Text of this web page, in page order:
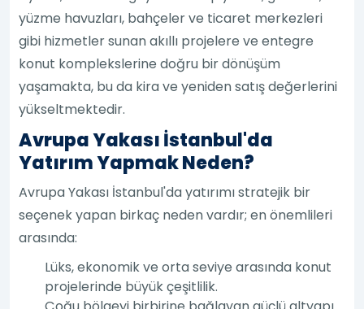
yüzme havuzları, bahçeler ve ticaret merkezleri
gibi hizmetler sunan akıllı projelere ve entegre
konut komplekslerine doğru bir dönüşüm
yaşamakta, bu da kira ve yeniden satış değerlerini
yükseltmektedir.
Avrupa Yakası İstanbul'da
Yatırım Yapmak Neden?
Avrupa Yakası İstanbul'da yatırımı stratejik bir
seçenek yapan birkaç neden vardır; en önemlileri
arasında:
Lüks, ekonomik ve orta seviye arasında konut
projelerinde büyük çeşitlilik.